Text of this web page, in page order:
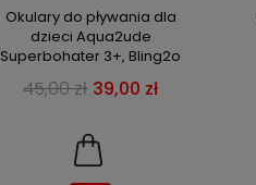
Okulary do pływania dla
dzieci Aqua2ude
Superbohater 3+, Bling2o
45,00 zł 39,00 zł